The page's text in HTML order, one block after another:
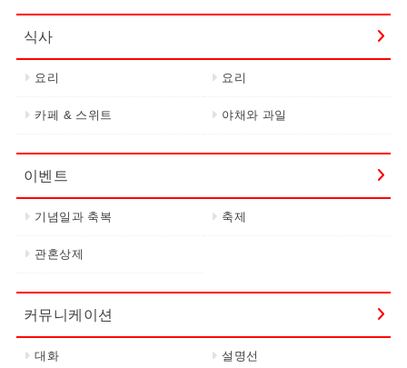
식사
요리 요리
카페 & 스위트 야채와 과일
이벤트
기념일과 축복 축제
관혼상제
커뮤니케이션
대화 설명선